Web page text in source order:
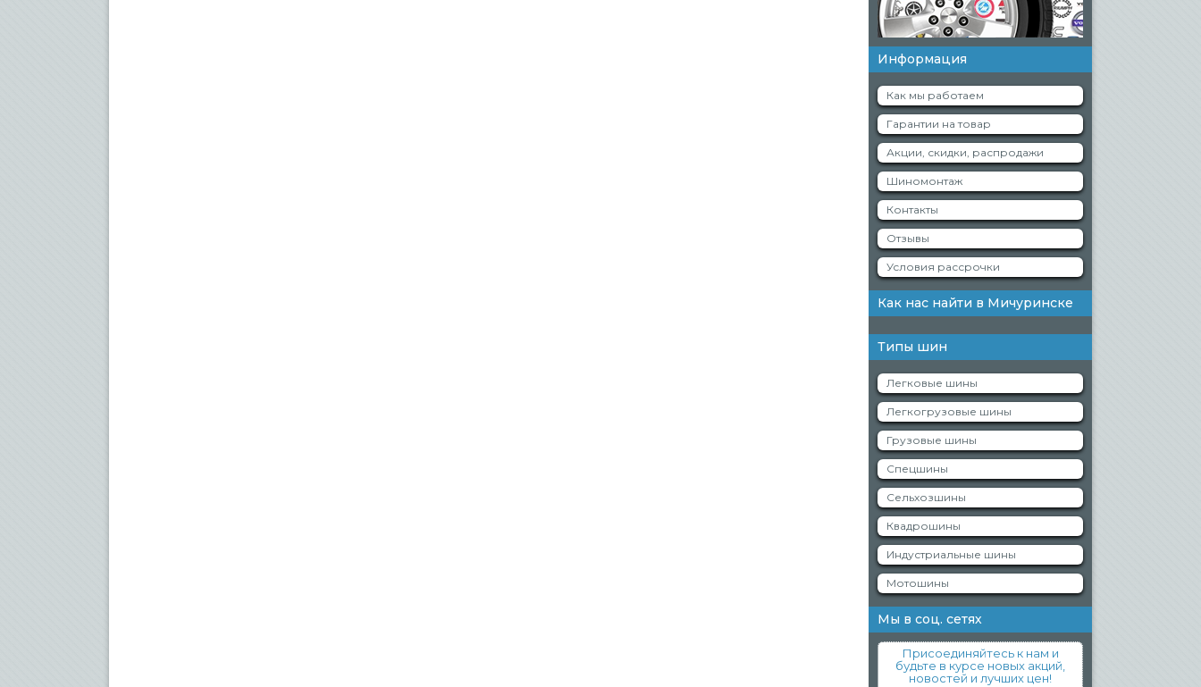
Информация
Как мы работаем
Гарантии на товар
Акции, скидки, распродажи
Шиномонтаж
Контакты
Отзывы
Условия рассрочки
Как нас найти в Мичуринске
Типы шин
Легковые шины
Легкогрузовые шины
Грузовые шины
Спецшины
Сельхозшины
Квадрошины
Индустриальные шины
Мотошины
Мы в соц. сетях
Присоединяйтесь к нам и
будьте в курсе новых акций,
новостей и лучших цен!